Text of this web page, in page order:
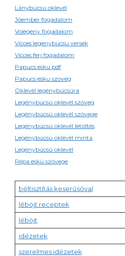
Lánybúcsú oklevél
Jóember fogadalom
Volegeny fogadalom
Vicces legenybucsu versek
Vicces ferj fogadalom
Papucs esku pdf
Papucs esku szoveg
Oklevél legénybúcsúra
Legénybúcsú oklevél szöveg
Legénybúcsú oklevél szövege
Legénybúcsú oklevél letöltés
Legénybúcsú oklevél minta
Legénybúcsú oklevél
Répa eskü szövege
béltisztítás keserűsóval
léböjt receptek
léböjt
idézetek
szerelmes idézetek